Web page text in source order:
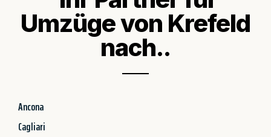
Umzüge von Krefeld
nach..
Ancona
Cagliari